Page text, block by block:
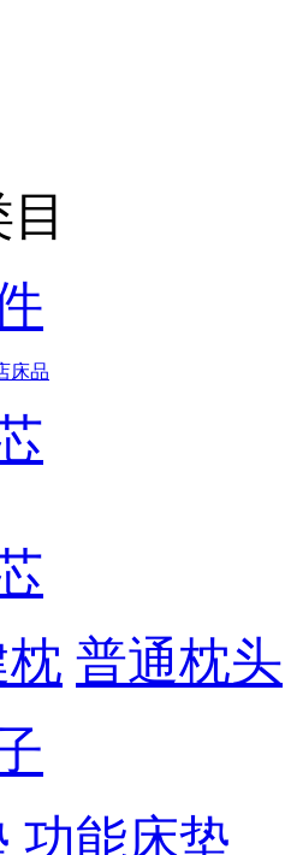
床品
普通枕头
功能床垫